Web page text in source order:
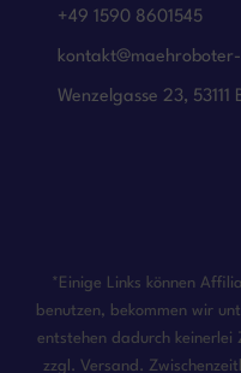
+49 1590 8601545
Wenzelgasse 23,
*Einige Links können
benutzen, bekommen wir
entstehen dadurch keinerlei
zzgl. Versand.